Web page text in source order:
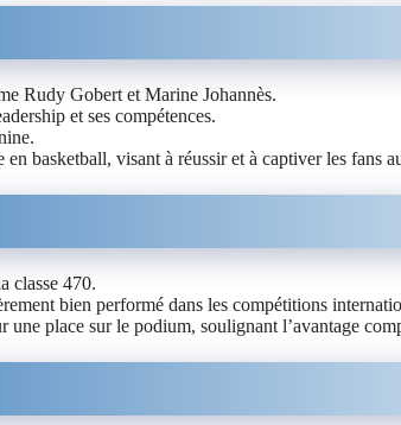
Rudy Gobert et Marine Johannès.
et ses compétences.
basketball, visant à réussir et à captiver les fans
classe 470.
bien performé dans les compétitions
place sur le podium, soulignant l’avantage